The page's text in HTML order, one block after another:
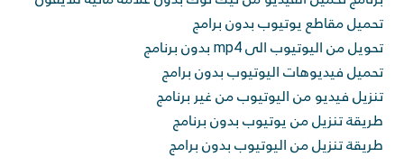
تحميل مقاطع يوتيوب بدون برامج
تحويل من اليوتيوب الى mp4 بدون برنامج
تحميل فيديوهات اليوتيوب بدون برامج
تنزيل فيديو من اليوتيوب من غير برنامج
طريقة تنزيل من يوتيوب بدون برنامج
طريقة تنزيل من اليوتيوب بدون برامج